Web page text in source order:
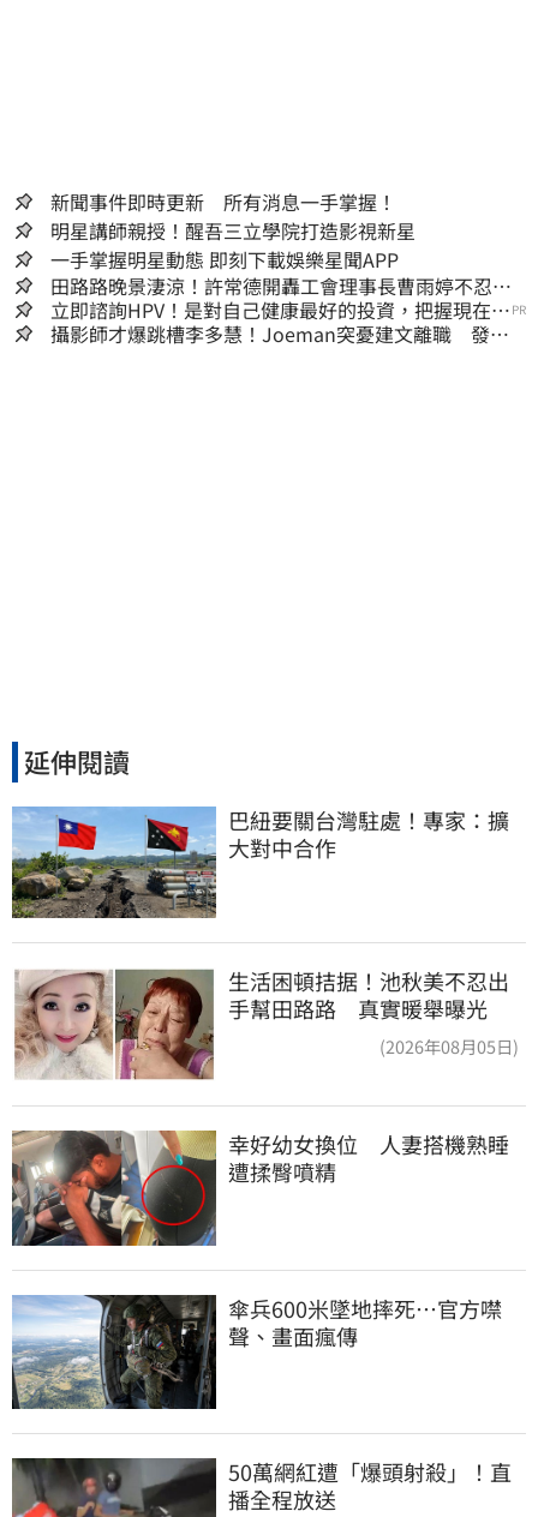
新聞事件即時更新 所有消息一手掌握！
明星講師親授！醒吾三立學院打造影視新星
一手掌握明星動態 即刻下載娛樂星聞APP
田路路晚景淒涼！許常德開轟工會理事長曹雨婷不忍
了：別只包紅包慰問
立即諮詢HPV！是對自己健康最好的投資，把握現在不
嫌晚！
PR
攝影師才爆跳槽李多慧！Joeman突憂建文離職 發聲
延伸閱讀
巴紐要關台灣駐處！專家：擴
大對中合作
生活困頓拮据！池秋美不忍出
手幫田路路 真實暖舉曝光
(2026年08月05日)
幸好幼女換位　人妻搭機熟睡
遭揉臀噴精
傘兵600米墜地摔死…官方噤
聲、畫面瘋傳
50萬網紅遭「爆頭射殺」！直
播全程放送